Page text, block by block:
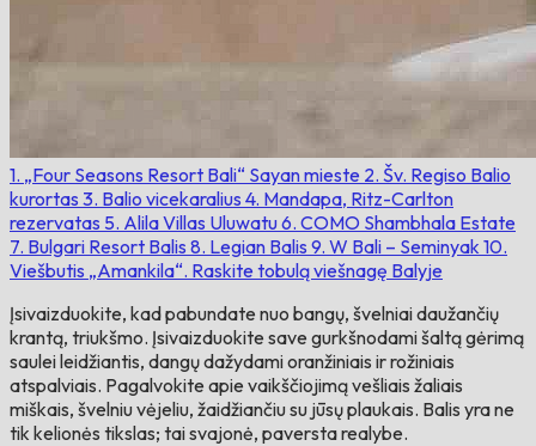
1. „Four Seasons Resort Bali“ Sayan mieste 2. Šv. Regiso Balio
kurortas 3. Balio vicekaralius 4. Mandapa, Ritz-Carlton
rezervatas 5. Alila Villas Uluwatu6. COMO Shambhala Estate
7. Bulgari Resort Balis 8. Legian Balis 9. W Bali – Seminyak 10.
Viešbutis „Amankila“. Raskite tobulą viešnagę Balyje
Įsivaizduokite, kad pabundate nuo bangų, švelniai daužančių
krantą, triukšmo. Įsivaizduokite save gurkšnodami šaltą gėrimą
saulei leidžiantis, dangų dažydami oranžiniais ir rožiniais
atspalviais. Pagalvokite apie vaikščiojimą vešliais žaliais
miškais, švelniu vėjeliu, žaidžiančiu su jūsų plaukais. Balis yra ne
tik kelionės tikslas; tai svajonė, paversta realybe.